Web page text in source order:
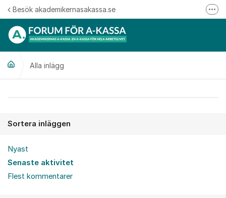
Hoppa till innehåll
Besök akademikernasakassa.se
Alla inlägg
Sortera inläggen
Nyast
Senaste aktivitet
Flest kommentarer